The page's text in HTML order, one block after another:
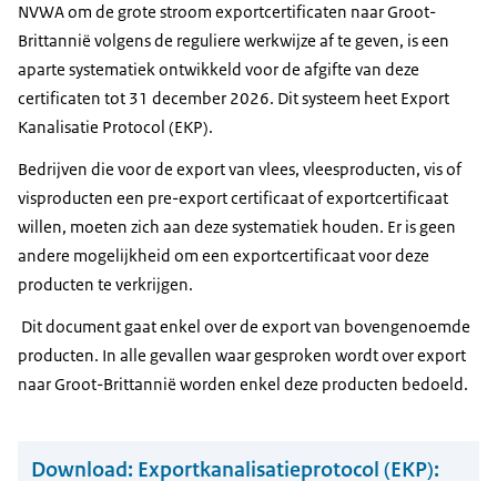
NVWA om de grote stroom exportcertificaten naar Groot-
Brittannië volgens de reguliere werkwijze af te geven, is een
aparte systematiek ontwikkeld voor de afgifte van deze
certificaten tot 31 december 2026. Dit systeem heet Export
Kanalisatie Protocol (EKP).
Bedrijven die voor de export van vlees, vleesproducten, vis of
visproducten een pre-export certificaat of exportcertificaat
willen, moeten zich aan deze systematiek houden. Er is geen
andere mogelijkheid om een exportcertificaat voor deze
producten te verkrijgen.
Dit document gaat enkel over de export van bovengenoemde
producten. In alle gevallen waar gesproken wordt over export
naar Groot-Brittannië worden enkel deze producten bedoeld.
Download: Exportkanalisatieprotocol (EKP):